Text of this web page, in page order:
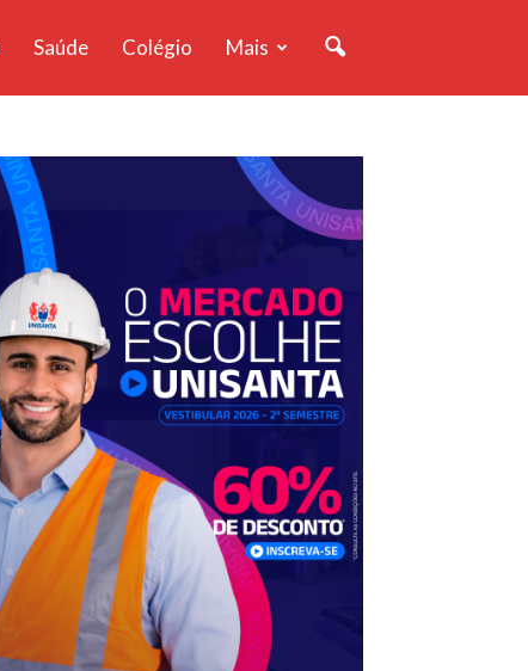
Saúde Colégio Mais